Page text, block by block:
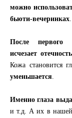
можно
бьюти-вечеринках
После первого
исчезает
Кожа становится
уменьшается
Именно глаза
и т.д. А их в